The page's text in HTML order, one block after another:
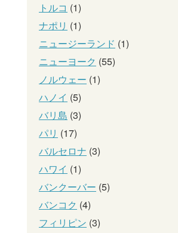
トルコ (1)
ナポリ (1)
ニュージーランド (1)
ニューヨーク (55)
ノルウェー (1)
ハノイ (5)
バリ島 (3)
パリ (17)
バルセロナ (3)
ハワイ (1)
バンクーバー (5)
バンコク (4)
フィリピン (3)